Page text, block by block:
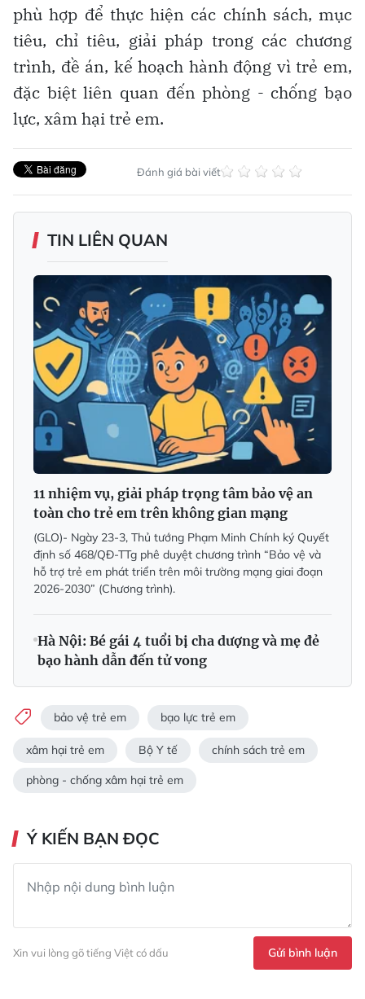
phù hợp để thực hiện các chính sách, mục
tiêu, chỉ tiêu, giải pháp trong các chương
trình, đề án, kế hoạch hành động vì trẻ em,
đặc biệt liên quan đến phòng - chống bạo
lực, xâm hại trẻ em.
Đánh giá bài viết
TIN LIÊN QUAN
11 nhiệm vụ, giải pháp trọng tâm bảo vệ an
toàn cho trẻ em trên không gian mạng
(GLO)- Ngày 23-3, Thủ tướng Phạm Minh Chính ký Quyết
định số 468/QĐ-TTg phê duyệt chương trình “Bảo vệ và
hỗ trợ trẻ em phát triển trên môi trường mạng giai đoạn
2026-2030” (Chương trình).
Hà Nội: Bé gái 4 tuổi bị cha dượng và mẹ đẻ
bạo hành dẫn đến tử vong
bảo vệ trẻ em bạo lực trẻ em
xâm hại trẻ em Bộ Y tế chính sách trẻ em
phòng - chống xâm hại trẻ em
Ý KIẾN BẠN ĐỌC
Xin vui lòng gõ tiếng Việt có dấu Gửi bình luận